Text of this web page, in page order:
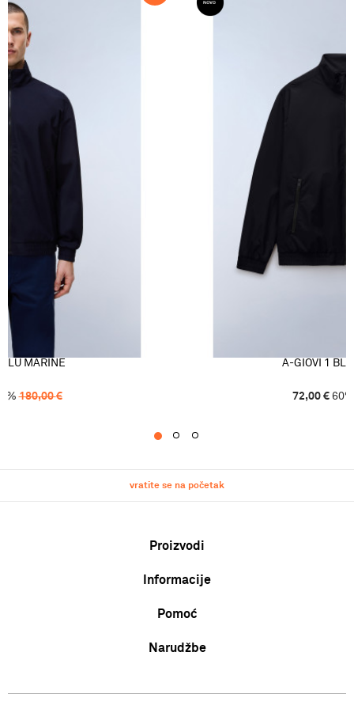
MARINE
% 180,00€
A-GIOVI 1
72,00 € 60%
vratite se na početak
Proizvodi
Muškarci
Žene
Djeca
Informacije
O nama
Zaposlenje
Pomoć
Uvjeti korištenja i prodaje
Narudžbe